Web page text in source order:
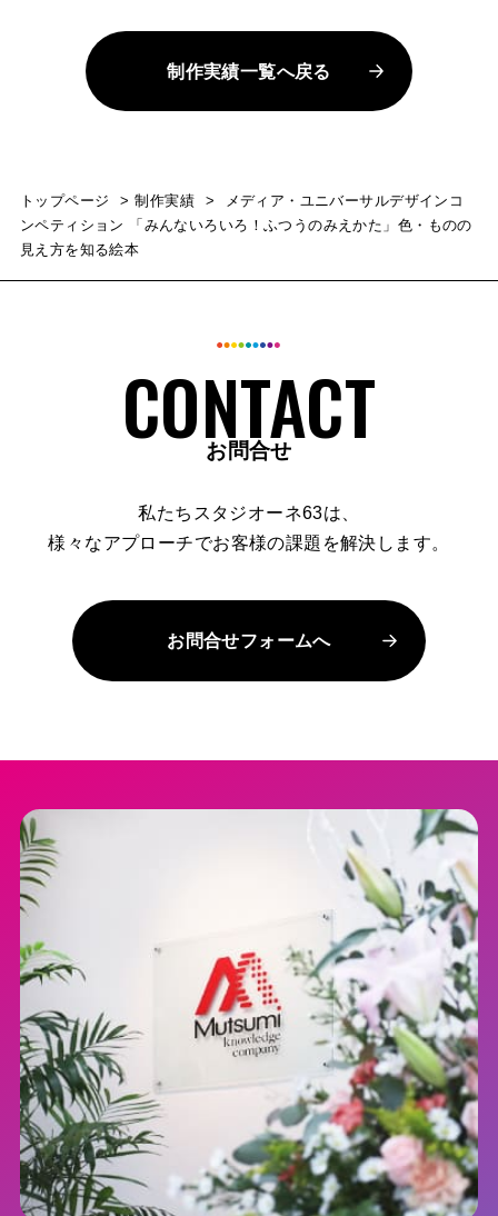
制作実績一覧へ戻る
トップページ 制作実績
メディア・ユニバーサルデザインコ
ンペティション 「みんないろいろ！ふつうのみえかた」色・ものの
見え方を知る絵本
お問合せ
私たちスタジオーネ63は、
様々なアプローチでお客様の課題を解決します。
お問合せフォームへ